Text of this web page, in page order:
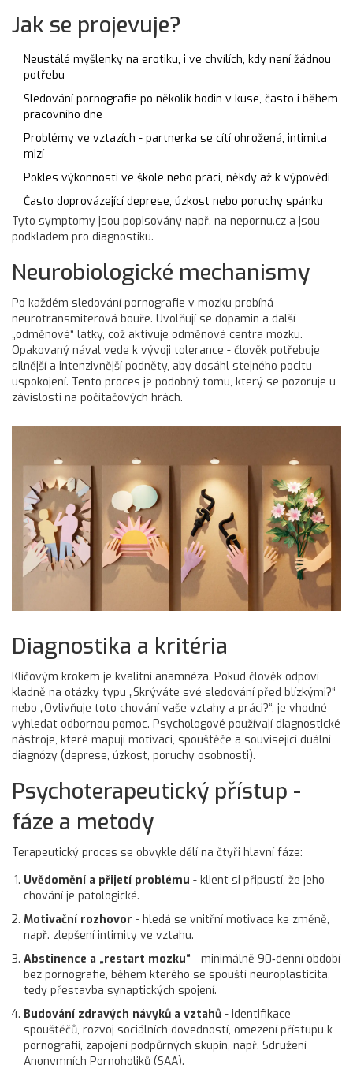
Jak se projevuje?
Neustálé myšlenky na erotiku, i ve chvílích, kdy není žádnou
potřebu
Sledování pornografie po několik hodin v kuse, často i během
pracovního dne
Problémy ve vztazích - partnerka se cítí ohrožená, intimita
mizí
Pokles výkonnosti ve škole nebo práci, někdy až k výpovědi
Často doprovázející deprese, úzkost nebo poruchy spánku
Tyto symptomy jsou popisovány např. na nepornu.cz a jsou
podkladem pro diagnostiku.
Neurobiologické mechanismy
Po každém sledování pornografie v mozku probíhá
neurotransmiterová bouře. Uvolňují se dopamin a další
„odměnové“ látky, což aktivuje odměnová centra mozku.
Opakovaný nával vede k vývoji tolerance - člověk potřebuje
silnější a intenzivnější podněty, aby dosáhl stejného pocitu
uspokojení. Tento proces je podobný tomu, který se pozoruje u
závislosti na počítačových hrách.
Diagnostika a kritéria
Klíčovým krokem je kvalitní anamnéza. Pokud člověk odpoví
kladně na otázky typu „Skrýváte své sledování před blízkými?“
nebo „Ovlivňuje toto chování vaše vztahy a práci?“, je vhodné
vyhledat odbornou pomoc. Psychologové používají diagnostické
nástroje, které mapují motivaci, spouštěče a související duální
diagnózy (deprese, úzkost, poruchy osobnosti).
Psychoterapeutický přístup -
fáze a metody
Terapeutický proces se obvykle dělí na čtyři hlavní fáze:
Uvědomění a přijetí problému - klient si připustí, že jeho
chování je patologické.
Motivační rozhovor - hledá se vnitřní motivace ke změně,
např. zlepšení intimity ve vztahu.
Abstinence a „restart mozku“ - minimálně 90‑denní období
bez pornografie, během kterého se spouští neuroplasticita,
tedy přestavba synaptických spojení.
Budování zdravých návyků a vztahů - identifikace
spouštěčů, rozvoj sociálních dovedností, omezení přístupu k
pornografii, zapojení podpůrných skupin, např. Sdružení
Anonymních Pornoholiků (SAA).